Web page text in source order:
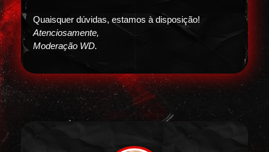
Quaisquer dúvidas, estamos à disposição!
Atenciosamente,
Moderação WD.